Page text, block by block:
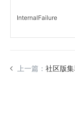
InternalFailure
上一篇： 社区版